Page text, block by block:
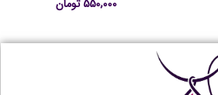
550,000 تومان